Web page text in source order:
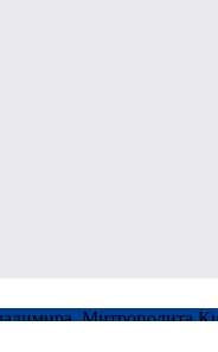
Митрополита